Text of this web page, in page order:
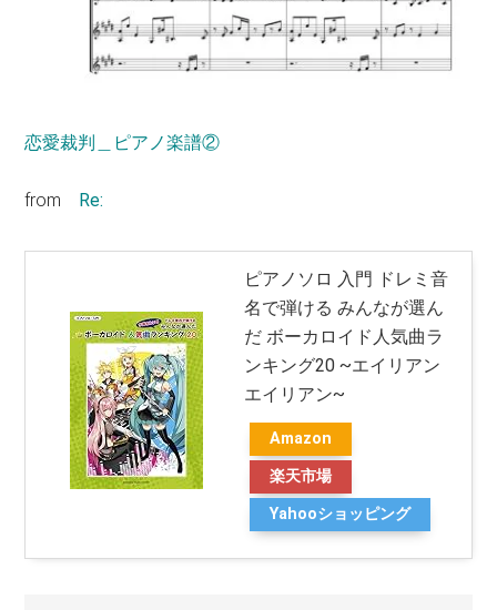
恋愛裁判＿ピアノ楽譜②
from Re:
ピアノソロ 入門 ドレミ音
名で弾ける みんなが選ん
だ ボーカロイド人気曲ラ
ンキング20 ~エイリアン
エイリアン~
Amazon
楽天市場
Yahooショッピング